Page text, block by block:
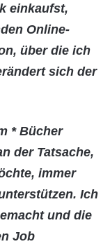
einkaufst,
Online-
über die ich
sich der
* Bücher
der Tatsache,
immer
Ich
und die
Job